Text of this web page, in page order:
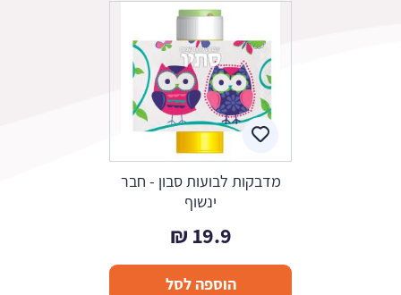
מדבקות לבועות סבון - חבר
ינשוף
19.9
₪
הוספה לסל